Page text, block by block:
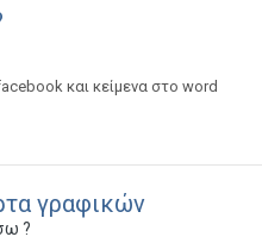
και κείμενα στο word
γραφικών
?